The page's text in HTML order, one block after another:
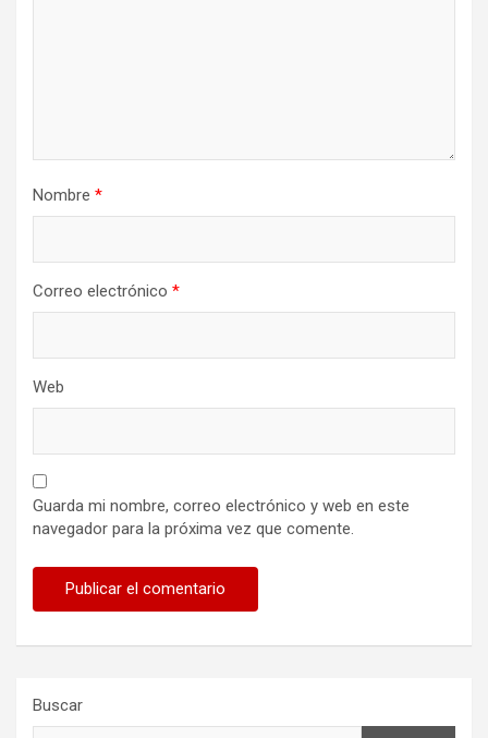
Nombre *
Correo electrónico *
Web
Guarda mi nombre, correo electrónico y web en este
navegador para la próxima vez que comente.
Buscar